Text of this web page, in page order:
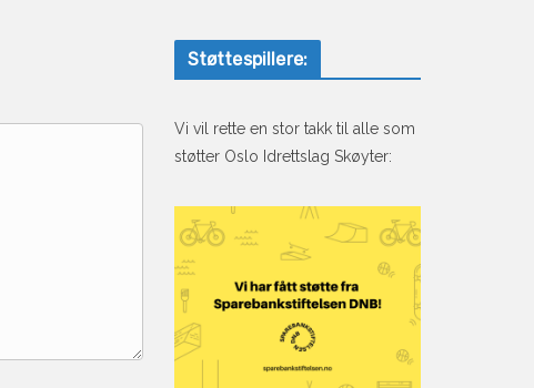
Støttespillere:
Vi vil rette en stor takk til alle som
støtter Oslo Idrettslag Skøyter: